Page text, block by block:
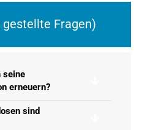
gestellte Fragen)
seine
erneuern?
sind